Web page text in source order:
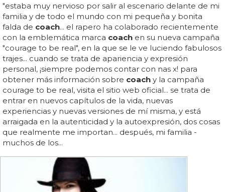
"estaba muy nervioso por salir al escenario delante de mi
familia y de todo el mundo con mi pequeña y bonita
falda de coach... el rapero ha colaborado recientemente
con la emblemática marca coach en su nueva campaña
"courage to be real", en la que se le ve luciendo fabulosos
trajes... cuando se trata de apariencia y expresión
personal, ¡siempre podemos contar con nas x! para
obtener más información sobre coach y la campaña
courage to be real, visita el sitio web oficial... se trata de
entrar en nuevos capítulos de la vida, nuevas
experiencias y nuevas versiones de mí misma, y está
arraigada en la autenticidad y la autoexpresión, dos cosas
que realmente me importan... después, mi familia -
muchos de los...